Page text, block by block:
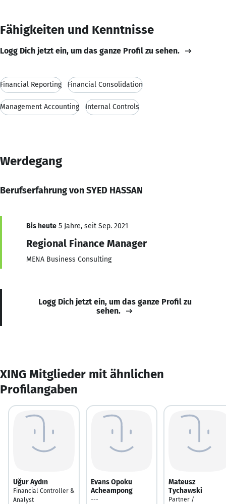
Fähigkeiten und Kenntnisse
Logg Dich jetzt ein, um das ganze Profil zu sehen.
Financial Reporting Financial Consolidation
Management Accounting Internal Controls
Werdegang
Berufserfahrung von SYED HASSAN
Bis heute 5 Jahre, seit Sep. 2021
Regional Finance Manager
MENA Business Consulting
Logg Dich jetzt ein, um das ganze Profil zu
sehen.
XING Mitglieder mit ähnlichen
Profilangaben
Uğur Aydın
Financial Controller &
Analyst
Evans Opoku
Acheampong
---
Mateusz
Tychawski
Partner /